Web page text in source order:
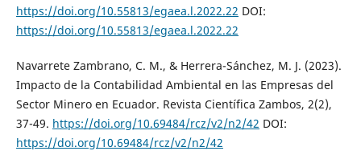
https://doi.org/10.55813/egaea.l.2022.22 DOI:
https://doi.org/10.55813/egaea.l.2022.22
Navarrete Zambrano, C. M., & Herrera-Sánchez, M. J. (2023).
Impacto de la Contabilidad Ambiental en las Empresas del
Sector Minero en Ecuador. Revista Científica Zambos, 2(2),
37-49. https://doi.org/10.69484/rcz/v2/n2/42 DOI:
https://doi.org/10.69484/rcz/v2/n2/42